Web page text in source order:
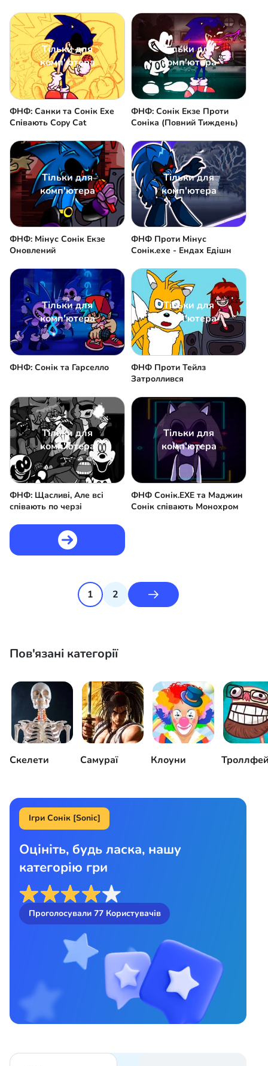
Тільки для
комп'ютера
ФНФ: Санки та Сонік Ехе
Співають Copy Cat
Тільки для
комп'ютера
ФНФ: Сонік Екзе Проти
Соніка (Повний Тиждень)
Тільки для
комп'ютера
ФНФ: Мінус Сонік Екзе
Оновлений
Тільки для
комп'ютера
ФНФ Проти Мінус
Сонік.exe - Ендах Едішн
Тільки для
комп'ютера
ФНФ: Сонік та Гарселло
Тільки для
комп'ютера
ФНФ Проти Тейлз
Затроллився
Тільки для
комп'ютера
ФНФ: Щасливі, Але всі
співають по черзі
Тільки для
комп'ютера
ФНФ Сонік.EXE та Маджин
Сонік співають Монохром
1 2
Пов'язані категорії
Скелети Самураї Клоуни
Ігри Сонік [Sonic]
Оцініть, будь ласка, нашу
категорію гри
Проголосували 77Користувачів